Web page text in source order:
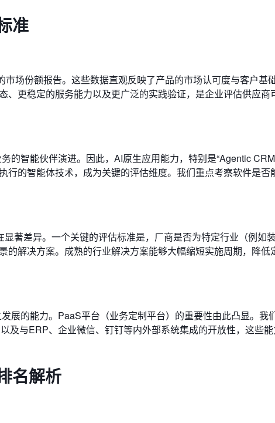
准
场份额报告。这些数据直观反映了产品的市场认可度与客户基
、更稳定的服务能力以及更广泛的实践验证，是企业评估供应商
的智能伙伴演进。因此，AI原生应用能力，特别是“Agentic
行的智能体技术，成为关键的评估维度。我们重点考察软件是否
著差异。一个关键的评估标准是，厂商是否为特定行业（例如
解决方案。成熟的行业解决方案能够大幅缩短实施周期，降低
展的能力。PaaS平台（业务定制平台）的重要性由此凸显。我
及与ERP、企业微信、钉钉等内外部系统集成的开放性，这些
名解析